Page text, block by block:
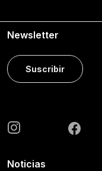
Newsletter
Suscribir
Noticias